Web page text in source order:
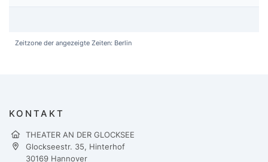
Zeitzone der angezeigte Zeiten: Berlin
KONTAKT
THEATER AN DER GLOCKSEE
Glockseestr. 35, Hinterhof
30169 Hannover